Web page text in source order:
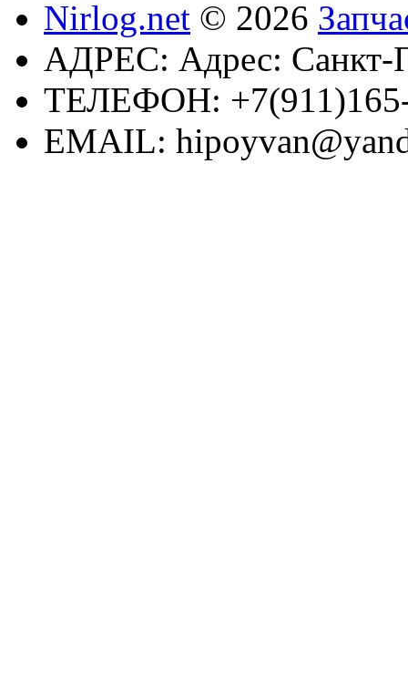
Nirlog.net © 2026
АДРЕС: Адрес: Санкт-
ТЕЛЕФОН:
EMAIL: